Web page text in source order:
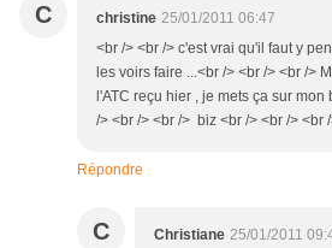
C christine 25/01/2011 06:47
<br /> <br /> c'est vrai qu'il faut y
les voirs faire ...<br /> <br /> <br />
l'ATC reçu hier , je mets ça sur
/> <br /> <br /> biz <br /> <br /> <br
Répondre
C Christiane 25/01/2011